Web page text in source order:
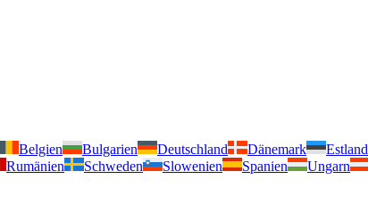
Belgien Bulgarien Deutschland Dänemark Estland
Rumänien Schweden Slowenien Spanien Ungarn